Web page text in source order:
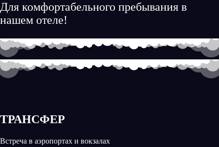
Для комфортабельного пребывания в
нашем отеле!
ТРАНСФЕР
Встреча в аэропортах и вокзалах